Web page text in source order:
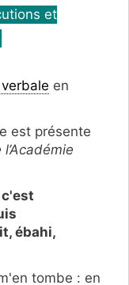
et
en
est présente
l’Académie
c'est
ébahi,
tombe : en